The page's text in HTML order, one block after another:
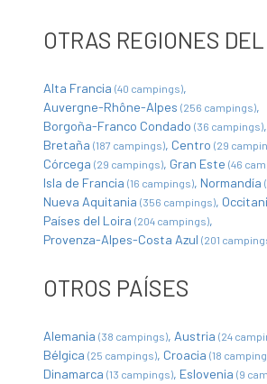
OTRAS REGIONES
Alta Francia (40 campings)
Auvergne-Rhône-Alpes (256 campings)
Borgoña-Franco Condado (36 campings)
Bretaña (187 campings) Centro (29
Córcega (29 campings) Gran Este (46
Isla de Francia (16 campings) Normandía
Nueva Aquitania (356 campings)
Países del Loira (204 campings)
Provenza-Alpes-Costa Azul (201
OTROS PAÍSES
Alemania (38 campings) Austria (24
Bélgica (25 campings) Croacia (18
Dinamarca (13 campings) Eslovenia (9